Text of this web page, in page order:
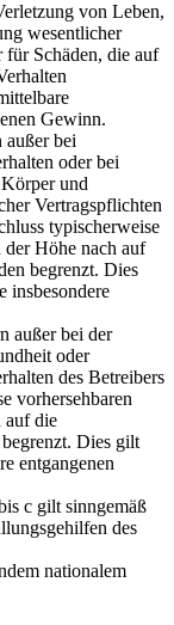
von Leben,
wesentlicher
Schäden, die auf
Gewinn.
außer bei
oder bei
und
Vertragspflichten
typischerweise
der Höhe nach auf
begrenzt. Dies
insbesondere
außer bei der
oder
des Betreibers
vorhersehbaren
auf die
Dies gilt
entgangenen
c gilt sinngemäß
des
nationalem